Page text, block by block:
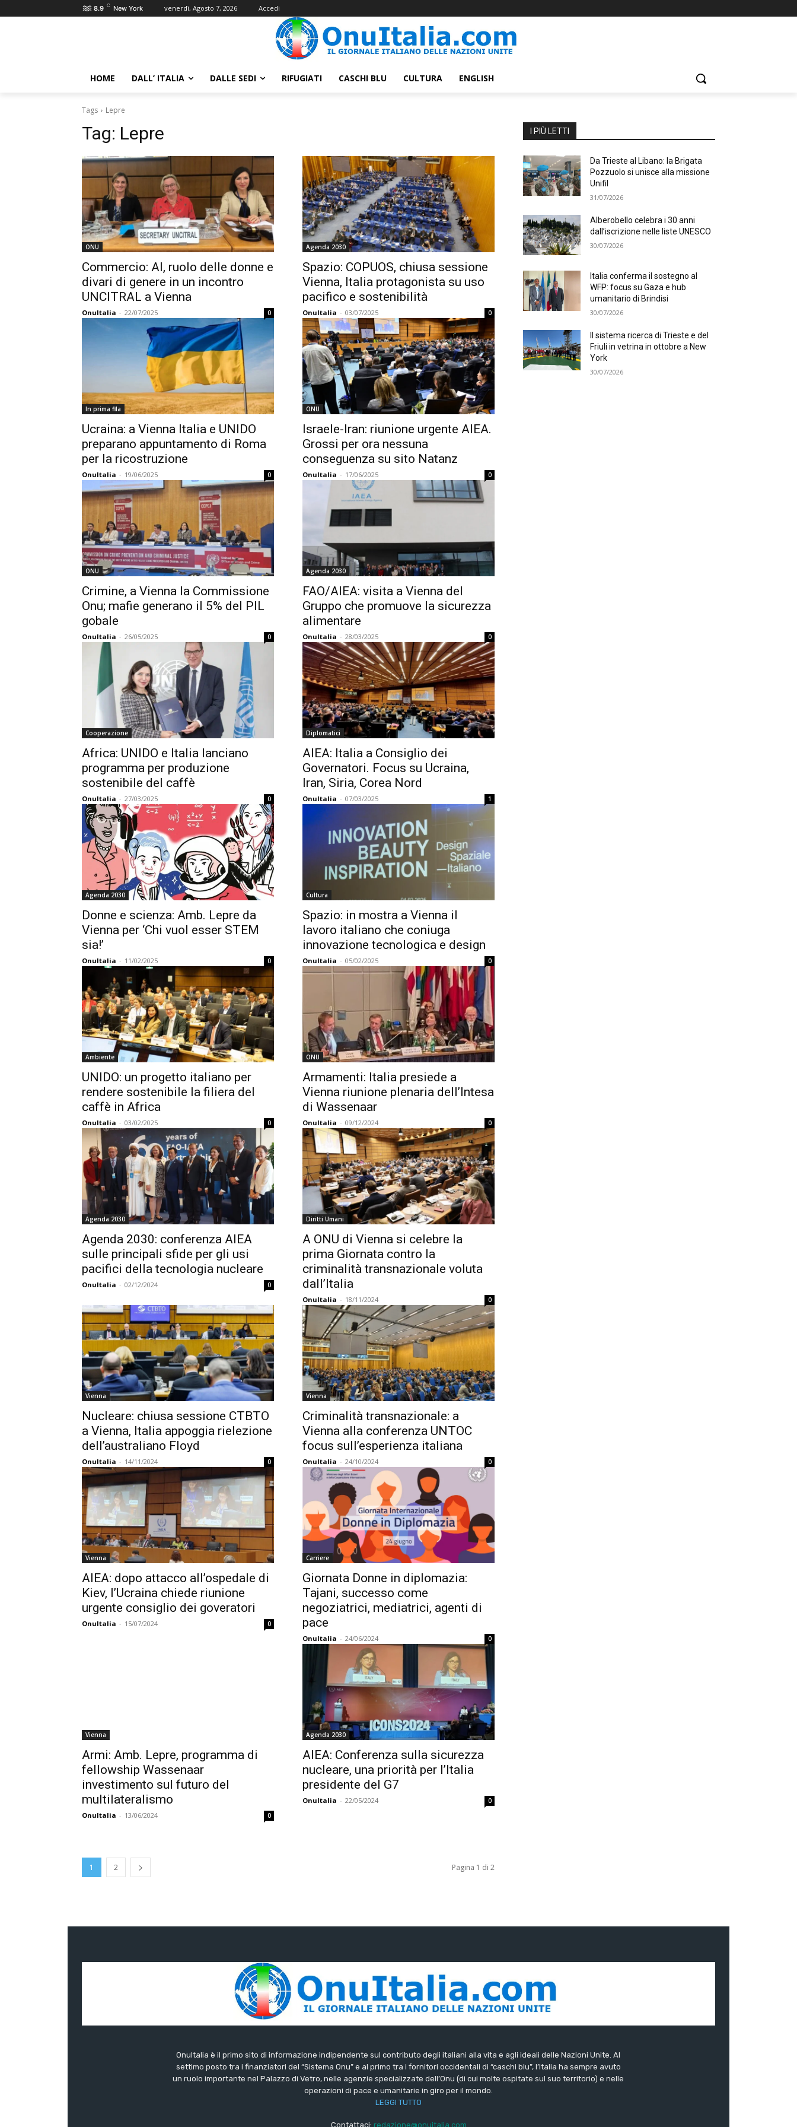
8.9 C New York venerdì, Agosto 7, 2026 Accedi
HOME DALL’ ITALIA DALLE SEDI RIFUGIATI CASCHI BLU CULTURA ENGLISH
Tags Lepre
Tag: Lepre
ONU
Commercio: AI, ruolo delle donne e
divari di genere in un incontro
UNCITRAL a Vienna
OnuItalia - 22/07/2025 0
Agenda 2030
Spazio: COPUOS, chiusa sessione
Vienna, Italia protagonista su uso
pacifico e sostenibilità
OnuItalia - 03/07/2025 0
In prima fila
Ucraina: a Vienna Italia e UNIDO
preparano appuntamento di Roma
per la ricostruzione
OnuItalia - 19/06/2025 0
ONU
Israele-Iran: riunione urgente AIEA.
Grossi per ora nessuna
conseguenza su sito Natanz
OnuItalia - 17/06/2025 0
ONU
Crimine, a Vienna la Commissione
Onu; mafie generano il 5% del PIL
gobale
OnuItalia - 26/05/2025 0
Agenda 2030
FAO/AIEA: visita a Vienna del
Gruppo che promuove la sicurezza
alimentare
OnuItalia - 28/03/2025 0
Cooperazione
Africa: UNIDO e Italia lanciano
programma per produzione
sostenibile del caffè
OnuItalia - 27/03/2025 0
Diplomatici
AIEA: Italia a Consiglio dei
Governatori. Focus su Ucraina,
Iran, Siria, Corea Nord
OnuItalia - 07/03/2025 1
Agenda 2030
Donne e scienza: Amb. Lepre da
Vienna per ‘Chi vuol esser STEM
sia!’
OnuItalia - 11/02/2025 0
Cultura
Spazio: in mostra a Vienna il
lavoro italiano che coniuga
innovazione tecnologica e design
OnuItalia - 05/02/2025 0
Ambiente
UNIDO: un progetto italiano per
rendere sostenibile la filiera del
caffè in Africa
OnuItalia - 03/02/2025 0
ONU
Armamenti: Italia presiede a
Vienna riunione plenaria dell’Intesa
di Wassenaar
OnuItalia - 09/12/2024 0
Agenda 2030
Agenda 2030: conferenza AIEA
sulle principali sfide per gli usi
pacifici della tecnologia nucleare
OnuItalia - 02/12/2024 0
Diritti Umani
A ONU di Vienna si celebre la
prima Giornata contro la
criminalità transnazionale voluta
dall’Italia
OnuItalia - 18/11/2024 0
Vienna
Nucleare: chiusa sessione CTBTO
a Vienna, Italia appoggia rielezione
dell’australiano Floyd
OnuItalia - 14/11/2024 0
Vienna
Criminalità transnazionale: a
Vienna alla conferenza UNTOC
focus sull’esperienza italiana
OnuItalia - 24/10/2024 0
Vienna
AIEA: dopo attacco all’ospedale di
Kiev, l’Ucraina chiede riunione
urgente consiglio dei goveratori
OnuItalia - 15/07/2024 0
Carriere
Giornata Donne in diplomazia:
Tajani, successo come
negoziatrici, mediatrici, agenti di
pace
OnuItalia - 24/06/2024 0
Vienna
Armi: Amb. Lepre, programma di
fellowship Wassenaar
investimento sul futuro del
multilateralismo
OnuItalia - 13/06/2024 0
Agenda 2030
AIEA: Conferenza sulla sicurezza
nucleare, una priorità per l’Italia
presidente del G7
OnuItalia - 22/05/2024 0
1 2 Pagina 1 di 2
I PIÙ LETTI
Da Trieste al Libano: la Brigata
Pozzuolo si unisce alla missione
Unifil
31/07/2026
Alberobello celebra i 30 anni
dall’iscrizione nelle liste UNESCO
30/07/2026
Italia conferma il sostegno al
WFP: focus su Gaza e hub
umanitario di Brindisi
30/07/2026
Il sistema ricerca di Trieste e del
Friuli in vetrina in ottobre a New
York
30/07/2026
OnuItalia è il primo sito di informazione indipendente sul contributo degli italiani alla vita e agli ideali delle Nazioni Unite. Al
settimo posto tra i finanziatori del “Sistema Onu” e al primo tra i fornitori occidentali di “caschi blu”, l’Italia ha sempre avuto
un ruolo importante nel Palazzo di Vetro, nelle agenzie specializzate dell’Onu (di cui molte ospitate sul suo territorio) e nelle
operazioni di pace e umanitarie in giro per il mondo.
LEGGI TUTTO
Contattaci: redazione@onuitalia.com